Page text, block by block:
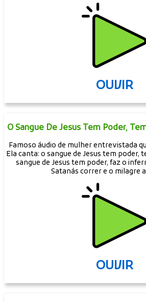
OUVIR
O Sangue De Jesus Tem Poder,
Famoso áudio de mulher entrevistada
Ela canta: o sangue de Jesus tem poder,
sangue de Jesus tem poder, faz o
Satanás correr e o milagre
OUVIR